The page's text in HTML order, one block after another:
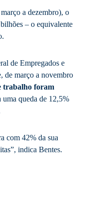
a dezembro), o
bilhões – o equivalente
de Empregados e
de março a novembro
trabalho foram
uma queda de 12,5%
com 42% da sua
indica Bentes.